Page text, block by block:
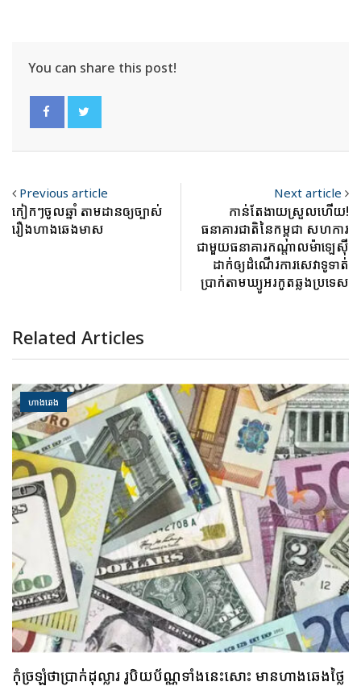
You can share this post!
Previous article
កៀកៗចូលឆ្នាំ តាមដានឲ្យច្បាស់
រឿងហាងឆេងមាស
Next article
កាន់តែងាយស្រួលហើយ!
ធនាគារជាតិនៃកម្ពុជា សហការ
ជាមួយធនាគារកណ្តាលម៉ាឡេស៊ី
ដាក់ឲ្យដំណើរការសេវាទូទាត់
ប្រាក់តាមឃ្យូអរកូតឆ្លងប្រទេស
Related Articles
ហាងឆេង
គួរប្រុងប្រយ័ត្ន ប្រយ័ត្នមាសឡើងថ្លៃខ្លាំង រកលុយទិញមិនបាន